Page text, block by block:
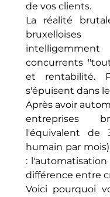
de vos clients.
La réalité
concurrents
et rentabilité.
s'épuisent dans
Après avoir
entreprises
l'équivalent de
humain par
:
différence entre
Voici pourquoi